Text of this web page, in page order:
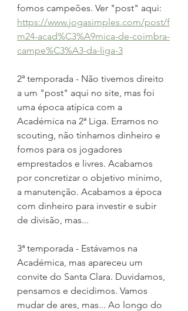
fomos campeões. Ver "post" aqui:
https://www.jogasimples.com/post/f
m24-acad%C3%A9mica-de-coimbra-
campe%C3%A3-da-liga-3
2ª temporada - Não tivemos direito
a um "post" aqui no site, mas foi
uma época atípica com a
Académica na 2ª Liga. Erramos no
scouting, não tínhamos dinheiro e
fomos para os jogadores
emprestados e livres. Acabamos
por concretizar o objetivo mínimo,
a manutenção. Acabamos a época
com dinheiro para investir e subir
de divisão, mas...
3ª temporada - Estávamos na
Académica, mas apareceu um
convite do Santa Clara. Duvidamos,
pensamos e decidimos. Vamos
mudar de ares, mas... Ao longo do